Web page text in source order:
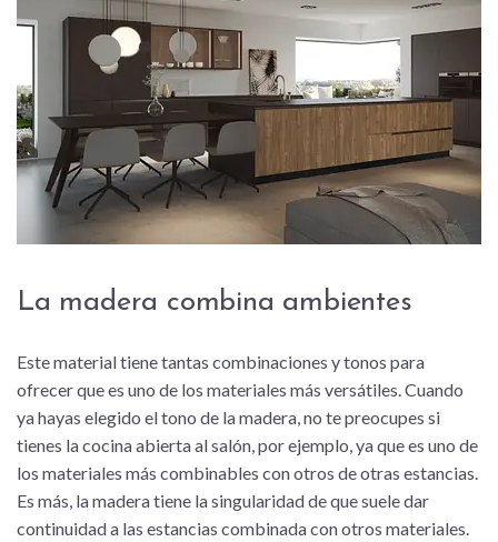
La madera combina ambientes
Este material tiene tantas combinaciones y tonos para
ofrecer que es uno de los materiales más versátiles. Cuando
ya hayas elegido el tono de la madera, no te preocupes si
tienes la cocina abierta al salón, por ejemplo, ya que es uno de
los materiales más combinables con otros de otras estancias.
Es más, la madera tiene la singularidad de que suele dar
continuidad a las estancias combinada con otros materiales.